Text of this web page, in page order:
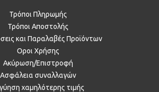
Τρόποι Πληρωμής
Τρόποι Αποστολής
και Παραλαβές Προϊόντων
Οροι Χρήσης
Ακύρωση/Επιστροφή
Ασφάλεια συναλλαγών
χαμηλότερης τιμής